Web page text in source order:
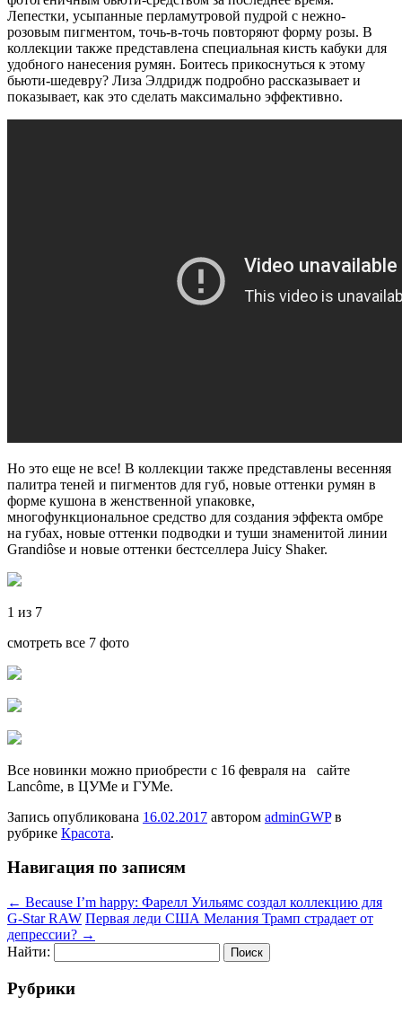
Лепестки, усыпанные перламутровой пудрой с нежно-
розовым пигментом, точь-в-точь повторяют форму розы. В
коллекции также представлена специальная кисть кабуки для
удобного нанесения румян. Боитесь прикоснуться к этому
бьюти-шедевру? Лиза Элдридж подробно рассказывает и
показывает, как это сделать максимально эффективно.
Но это еще не все! В коллекции также представлены весенняя
палитра теней и пигментов для губ, новые оттенки румян в
форме кушона в женственной упаковке,
многофункциональное средство для создания эффекта омбре
на губах, новые оттенки подводки и туши знаменитой линии
Grandiôse и новые оттенки бестселлера Juicy Shaker.
1 из 7
смотреть все 7 фото
Все новинки можно приобрести с 16 февраля на сайте
Lancôme, в ЦУМе и ГУМе.
Запись опубликована 16.02.2017 автором adminGWPв
рубрике Красота.
Навигация по записям
← Because I’m happy: Фарелл Уильямс создал коллекцию для
G-Star RAW Первая леди США Мелания Трамп страдает от
депрессии? →
Найти:
Рубрики